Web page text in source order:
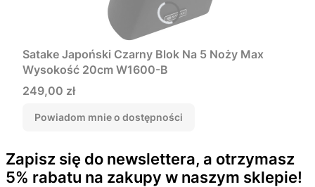
Satake Japoński Czarny Blok Na 5 Noży Max
Wysokość 20cm W1600-B
Cena
249,00 zł
Powiadom mnie o dostępności
Zapisz się do newslettera, a otrzymasz
5% rabatu na zakupy w naszym sklepie!